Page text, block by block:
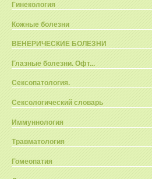
Гинекология
Кожные болезни
ВЕНЕРИЧЕСКИЕ БОЛЕЗНИ
Глазные болезни. Офт...
Сексопатология.
Сексологический словарь
Иммуннология
Травматология
Гомеопатия